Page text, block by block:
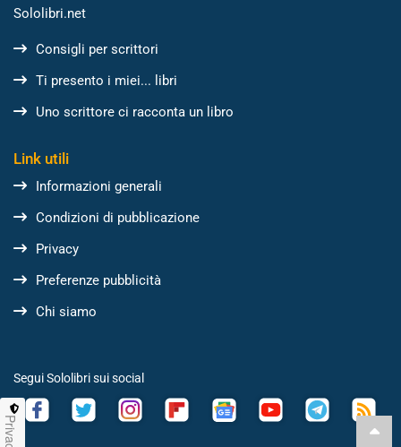
Sololibri.net
Consigli per scrittori
Ti presento i miei... libri
Uno scrittore ci racconta un libro
Link utili
Informazioni generali
Condizioni di pubblicazione
Privacy
Preferenze pubblicità
Chi siamo
Segui Sololibri sui social
Privacy